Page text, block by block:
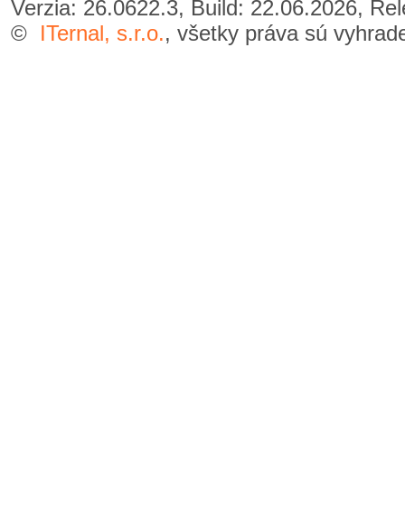
Verzia: 26.0622.3, Build: 22.06.2026,
© ITernal, s.r.o., všetky práva sú